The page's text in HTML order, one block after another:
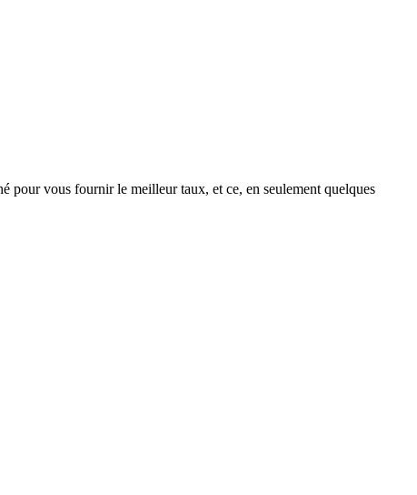
pour vous fournir le meilleur taux, et ce, en seulement quelques